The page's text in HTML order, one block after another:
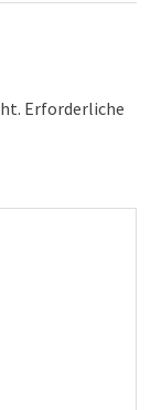
Erforderliche